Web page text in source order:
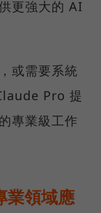
更強大的 AI
或需要系統
Pro 提
專業級工作
業領域應